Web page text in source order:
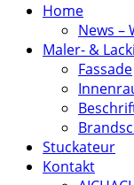
Home
News –
Maler- &
Fassade
Stuckateur
Kontakt